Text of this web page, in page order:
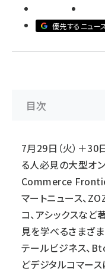
優先するニュー
目次
7月29日（火）＋30
る人必見の大型オ
Commerce
マートニュース、
コ、アシックスな
見を学べるさまざ
テールビジネス、
どデジタルコマー